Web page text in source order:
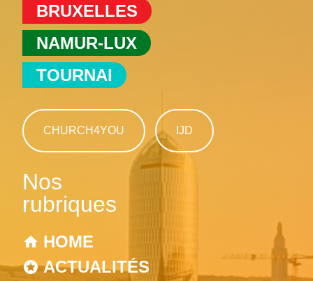
BRUXELLES
NAMUR-LUX
TOURNAI
CHURCH4YOU IJD
Nos
rubriques
HOME
ACTUALITÉS